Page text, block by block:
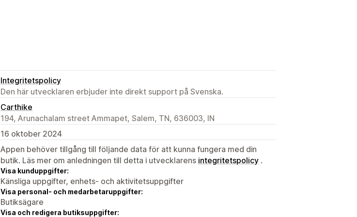
Integritetspolicy
Den här utvecklaren erbjuder inte direkt support på Svenska.
Carthike
194, Arunachalam street Ammapet, Salem, TN, 636003, IN
16 oktober 2024
Appen behöver tillgång till följande data för att kunna fungera med din
butik. Läs mer om anledningen till detta i utvecklarens integritetspolicy .
Visa kunduppgifter:
Känsliga uppgifter, enhets- och aktivitetsuppgifter
Visa personal- och medarbetaruppgifter:
Butiksägare
Visa och redigera butiksuppgifter: